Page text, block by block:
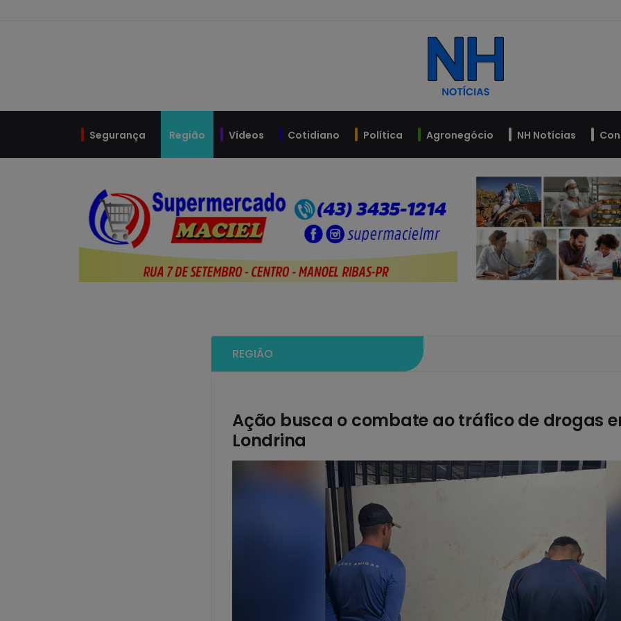
Segurança Região Vídeos Cotidiano Política Agronegócio NH Notícias
REGIÃO
Ação busca o combate ao tráfico de drogas
Londrina